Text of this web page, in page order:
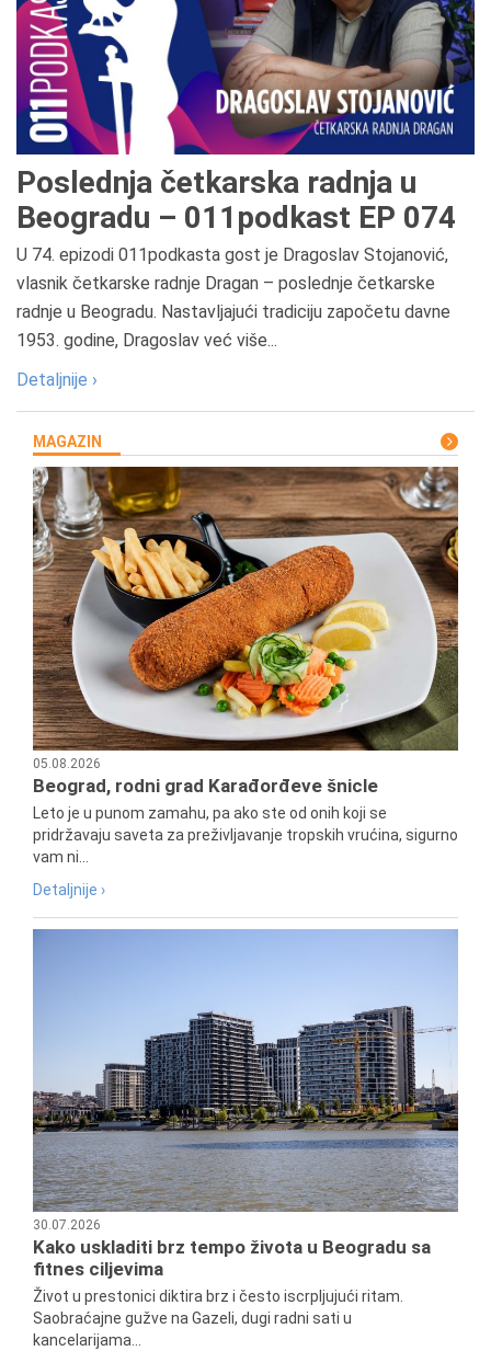
Poslednja četkarska radnja u
Beogradu – 011podkast EP 074
U 74. epizodi 011podkasta gost je Dragoslav Stojanović,
vlasnik četkarske radnje Dragan – poslednje četkarske
radnje u Beogradu. Nastavljajući tradiciju započetu davne
1953. godine, Dragoslav već više...
Detaljnije ›
MAGAZIN
05.08.2026
Beograd, rodni grad Karađorđeve šnicle
Leto je u punom zamahu, pa ako ste od onih koji se
pridržavaju saveta za preživljavanje tropskih vrućina, sigurno
vam ni...
Detaljnije ›
30.07.2026
Kako uskladiti brz tempo života u Beogradu sa
fitnes ciljevima
Život u prestonici diktira brz i često iscrpljujući ritam.
Saobraćajne gužve na Gazeli, dugi radni sati u
kancelarijama...